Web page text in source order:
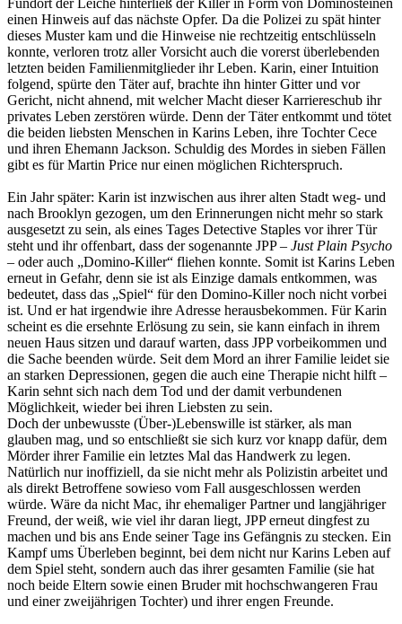
einen Hinweis auf das nächste Opfer. Da die Polizei zu spät hinter
dieses Muster kam und die Hinweise nie rechtzeitig entschlüsseln
konnte, verloren trotz aller Vorsicht auch die vorerst überlebenden
letzten beiden Familienmitglieder ihr Leben. Karin, einer Intuition
folgend, spürte den Täter auf, brachte ihn hinter Gitter und vor
Gericht, nicht ahnend, mit welcher Macht dieser Karriereschub ihr
privates Leben zerstören würde. Denn der Täter entkommt und tötet
die beiden liebsten Menschen in Karins Leben, ihre Tochter Cece
und ihren Ehemann Jackson. Schuldig des Mordes in sieben Fällen
gibt es für Martin Price nur einen möglichen Richterspruch.
Ein Jahr später: Karin ist inzwischen aus ihrer alten Stadt weg- und
nach Brooklyn gezogen, um den Erinnerungen nicht mehr so stark
ausgesetzt zu sein, als eines Tages Detective Staples vor ihrer Tür
steht und ihr offenbart, dass der sogenannte JPP – Just Plain Psycho
– oder auch „Domino-Killer“ fliehen konnte. Somit ist Karins Leben
erneut in Gefahr, denn sie ist als Einzige damals entkommen, was
bedeutet, dass das „Spiel“ für den Domino-Killer noch nicht vorbei
ist. Und er hat irgendwie ihre Adresse herausbekommen. Für Karin
scheint es die ersehnte Erlösung zu sein, sie kann einfach in ihrem
neuen Haus sitzen und darauf warten, dass JPP vorbeikommen und
die Sache beenden würde. Seit dem Mord an ihrer Familie leidet sie
an starken Depressionen, gegen die auch eine Therapie nicht hilft –
Karin sehnt sich nach dem Tod und der damit verbundenen
Möglichkeit, wieder bei ihren Liebsten zu sein.
Doch der unbewusste (Über-)Lebenswille ist stärker, als man
glauben mag, und so entschließt sie sich kurz vor knapp dafür, dem
Mörder ihrer Familie ein letztes Mal das Handwerk zu legen.
Natürlich nur inoffiziell, da sie nicht mehr als Polizistin arbeitet und
als direkt Betroffene sowieso vom Fall ausgeschlossen werden
würde. Wäre da nicht Mac, ihr ehemaliger Partner und langjähriger
Freund, der weiß, wie viel ihr daran liegt, JPP erneut dingfest zu
machen und bis ans Ende seiner Tage ins Gefängnis zu stecken. Ein
Kampf ums Überleben beginnt, bei dem nicht nur Karins Leben auf
dem Spiel steht, sondern auch das ihrer gesamten Familie (sie hat
noch beide Eltern sowie einen Bruder mit hochschwangeren Frau
und einer zweijährigen Tochter) und ihrer engen Freunde.